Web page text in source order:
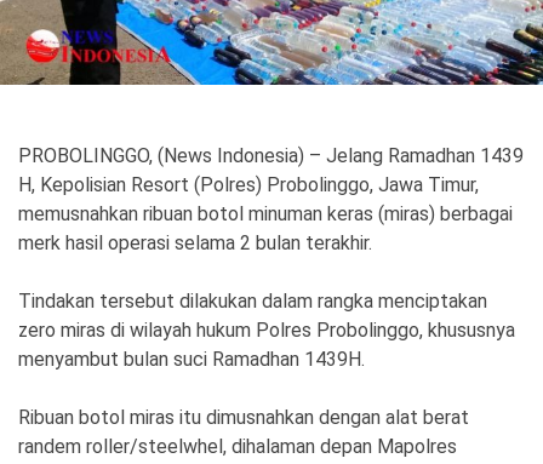
Iptek
Teknologi
SosBud
Wisata
PROBOLINGGO, (News Indonesia) – Jelang Ramadhan 1439
H, Kepolisian Resort (Polres) Probolinggo, Jawa Timur,
memusnahkan ribuan botol minuman keras (miras) berbagai
merk hasil operasi selama 2 bulan terakhir.
Tindakan tersebut dilakukan dalam rangka menciptakan
zero miras di wilayah hukum Polres Probolinggo, khususnya
menyambut bulan suci Ramadhan 1439H.
Ribuan botol miras itu dimusnahkan dengan alat berat
randem roller/steelwhel, dihalaman depan Mapolres